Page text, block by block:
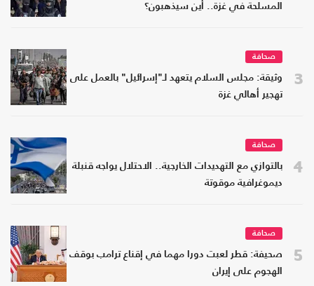
المسلحة في غزة.. أين سيذهبون؟
3
صحافة
وثيقة: مجلس السلام يتعهد لـ"إسرائيل" بالعمل على
تهجير أهالي غزة
4
صحافة
بالتوازي مع التهديدات الخارجية.. الاحتلال يواجه قنبلة
ديموغرافية موقوتة
5
صحافة
صحيفة: قطر لعبت دورا مهما في إقناع ترامب بوقف
الهجوم على إيران